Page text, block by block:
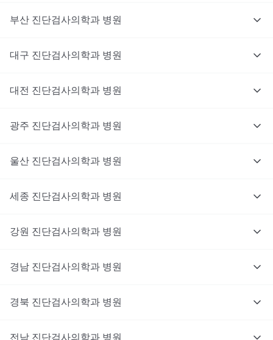
부산 진단검사의학과 병원
대구 진단검사의학과 병원
대전 진단검사의학과 병원
광주 진단검사의학과 병원
울산 진단검사의학과 병원
세종 진단검사의학과 병원
강원 진단검사의학과 병원
경남 진단검사의학과 병원
경북 진단검사의학과 병원
전남 진단검사의학과 병원